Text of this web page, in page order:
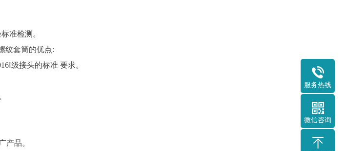
准检测。
纹套筒的优点:
级接头的标准 要求。
产品。
服务热线
微信咨询